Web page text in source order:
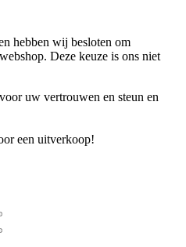
hebben wij besloten om
Deze keuze is ons niet
uw vertrouwen en steun en
een uitverkoop!